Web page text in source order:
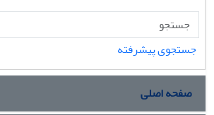
جستجوی پیشرفته
صفحه اصلی